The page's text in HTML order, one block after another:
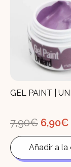
GEL PAINT |
7,90€ El
precio
era:
7,90€.
6,90€El
Añadir a la